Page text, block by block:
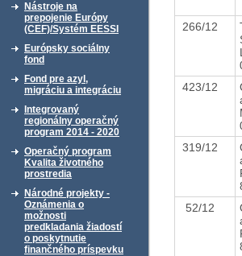
Nástroje na
prepojenie Európy
(CEF)/Systém EESSI
Európsky sociálny
fond
Fond pre azyl,
migráciu a integráciu
Integrovaný
regionálny operačný
program 2014 - 2020
Operačný program
Kvalita životného
prostredia
Národné projekty -
Oznámenia o
možnosti
predkladania žiadostí
o poskytnutie
finančného príspevku
266/12
423/12
319/12
52/12